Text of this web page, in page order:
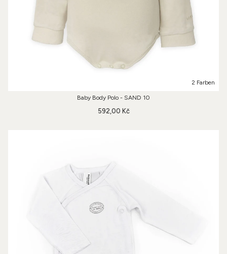
2 Farben
Baby Body Polo - SAND 10
592,00 Kč